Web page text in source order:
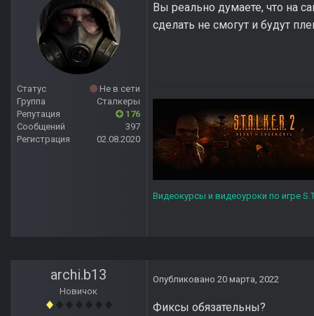
Статус
Не в сети
Группа
Сталкеры
Репутация
176
Сообщений
397
Регистрация
02.08.2020
Вы реально думаете, что на
сделать не смогут и будут
Видеокурсы и видеоуроки по игре
archi.b13
Новичок
Опубликовано 20 марта, 2022
Фиксы обязательны?